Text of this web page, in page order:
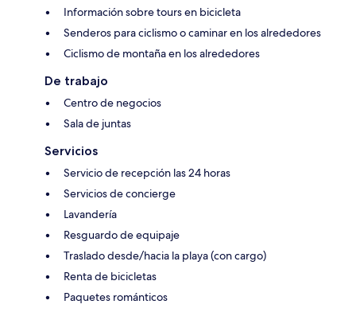
Información sobre tours en bicicleta
Senderos para ciclismo o caminar en los alrededores
Ciclismo de montaña en los alrededores
De trabajo
Centro de negocios
Sala de juntas
Servicios
Servicio de recepción las 24 horas
Servicios de concierge
Lavandería
Resguardo de equipaje
Traslado desde/hacia la playa (con cargo)
Renta de bicicletas
Paquetes románticos